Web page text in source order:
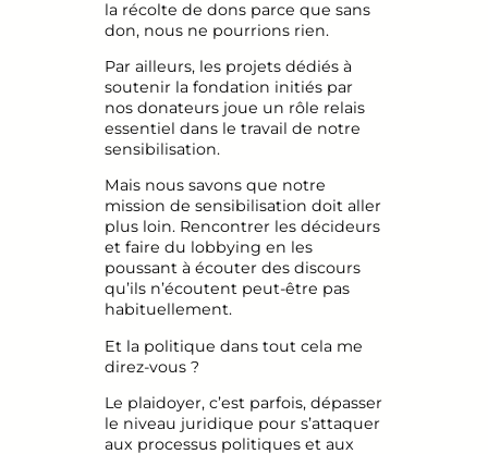
la récolte de dons parce que sans
don, nous ne pourrions rien.
Par ailleurs, les projets dédiés à
soutenir la fondation initiés par
nos donateurs joue un rôle relais
essentiel dans le travail de notre
sensibilisation.
Mais nous savons que notre
mission de sensibilisation doit aller
plus loin. Rencontrer les décideurs
et faire du lobbying en les
poussant à écouter des discours
qu’ils n’écoutent peut-être pas
habituellement.
Et la politique dans tout cela me
direz-vous ?
Le plaidoyer, c’est parfois, dépasser
le niveau juridique pour s’attaquer
aux processus politiques et aux